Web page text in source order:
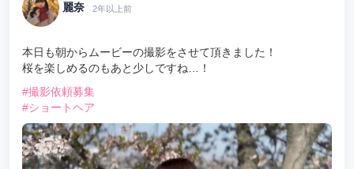
麗奈 2年以上前
本日も朝からムービーの撮影をさせて頂きました！
桜を楽しめるのもあと少しですね…！
#撮影依頼募集
#ショートヘア